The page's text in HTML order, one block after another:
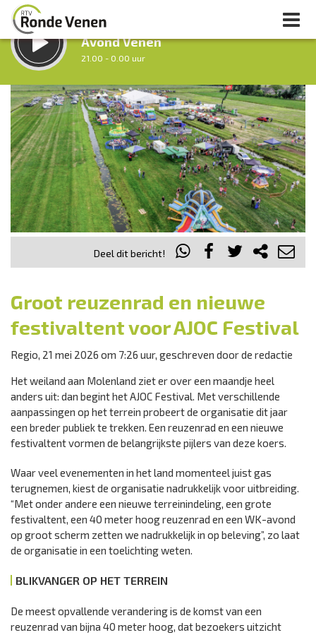
LUISTER LIVE:
Avond Venen
21.00 - 0.00 uur
STRAKS:
Nacht van De Ronde Venen
0.00 - 7.00 uur
Vorig uur
uur 1 van 0 Volgend uur
Inklappen
Deel dit bericht!
Groot reuzenrad en nieuwe
festivaltent voor AJOC Festival
Regio, 21 mei 2026 om 7:26 uur, geschreven door de redactie
Het weiland aan Molenland ziet er over een maandje heel
anders uit: dan begint het AJOC Festival. Met verschillende
aanpassingen op het terrein probeert de organisatie dit jaar
een breder publiek te trekken. Een reuzenrad en een nieuwe
festivaltent vormen de belangrijkste pijlers van deze koers.
Waar veel evenementen in het land momenteel juist gas
terugnemen, kiest de organisatie nadrukkelijk voor uitbreiding.
“Met onder andere een nieuwe terreinindeling, een grote
festivaltent, een 40 meter hoog reuzenrad en een WK-avond
op groot scherm zetten we nadrukkelijk in op beleving”, zo laat
de organisatie in een toelichting weten.
BLIKVANGER OP HET TERREIN
De meest opvallende verandering is de komst van een
reuzenrad van bijna 40 meter hoog, dat bezoekers uitzicht